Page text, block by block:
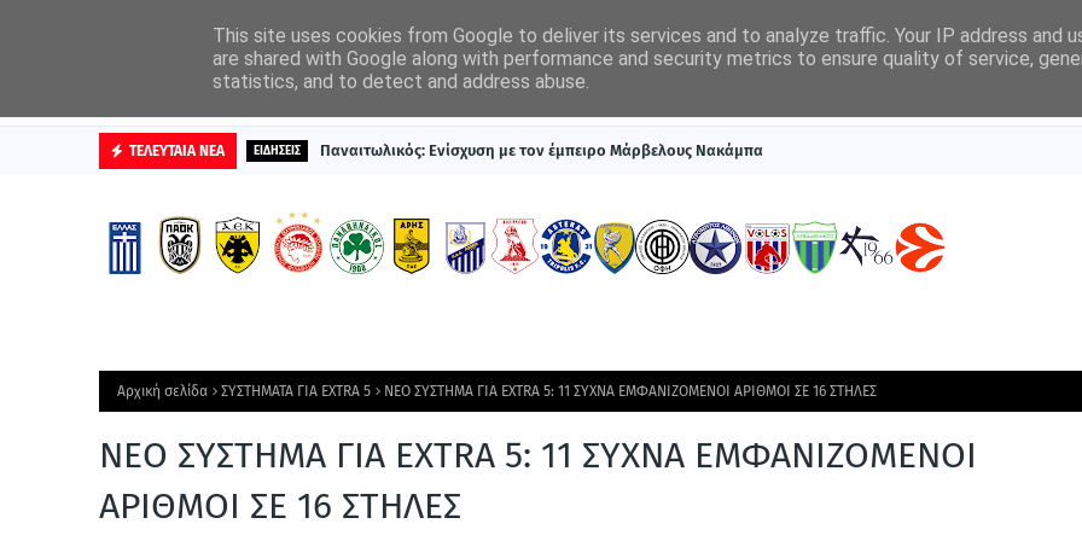
ΒΑΘΜΟΛΟΓΙΕΣ ΠΡΩΤΟΣΕΛΙΔΑ
ΤΕΛΕΥΤΑΙΑ ΝΕΑ ΕΙΔΗΣΕΙΣ Παναιτωλικός: Ενίσχυση με τον έμπειρο Μάρβελους Νακάμπα
Αρχική σελίδα ΣΥΣΤΗΜΑΤΑ ΓΙΑ ΕΧΤRΑ 5 ΝΕΟ ΣΥΣΤΗΜΑ ΓΙΑ EXTRA 5: 11 ΣΥΧΝΑ ΕΜΦΑΝΙΖΟΜΕΝΟΙ ΑΡΙΘΜΟΙ ΣΕ 16 ΣΤΗΛΕΣ
ΝΕΟ ΣΥΣΤΗΜΑ ΓΙΑ EXTRA 5: 11 ΣΥΧΝΑ ΕΜΦΑΝΙΖΟΜΕΝΟΙ
ΑΡΙΘΜΟΙ ΣΕ 16 ΣΤΗΛΕΣ
This site uses cookies from Google to deliver its services and to analyze traffic. Your IP address and
are shared with Google along with performance and security metrics to ensure quality of service,
statistics, and to detect and address abuse.